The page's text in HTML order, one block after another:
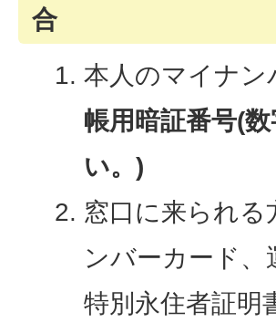
合
本人のマイナン
帳用暗証番号(
い。)
窓口に来られ
ンバーカード、
特別永住者証明